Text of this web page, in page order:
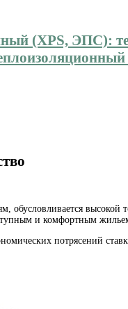
обусловливается высокой
и комфортным жильем.
потрясений